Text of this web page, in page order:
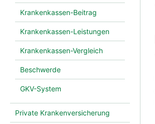
Krankenkassen-Beitrag
Krankenkassen-Leistungen
Krankenkassen-Vergleich
Beschwerde
GKV-System
Private Krankenversicherung